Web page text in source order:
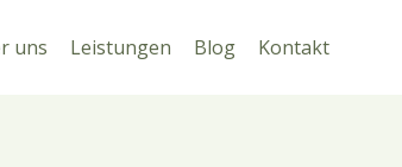
uns Leistungen Blog Kontakt